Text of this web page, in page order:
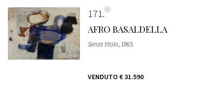
171
AFRO BASALDELLA
Senza titolo, 1965
VENDUTO € 31.590